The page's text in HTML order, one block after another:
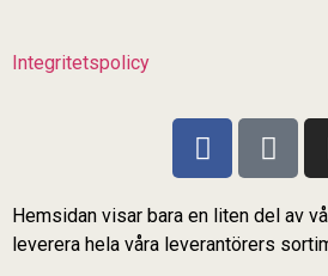
Integritetspolicy
Hemsidan visar bara en liten del av
leverera hela våra leverantörers